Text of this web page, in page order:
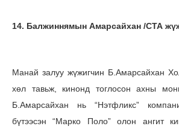
14. Балжиннямын Амарсайхан /СТА
Манай залуу жүжигчин Б.Амарсайхан
хөл тавьж, кинонд тоглосон ахны
Б.Амарсайхан нь “Нэтфликс”
бүтээсэн “Марко Поло” олон ангит